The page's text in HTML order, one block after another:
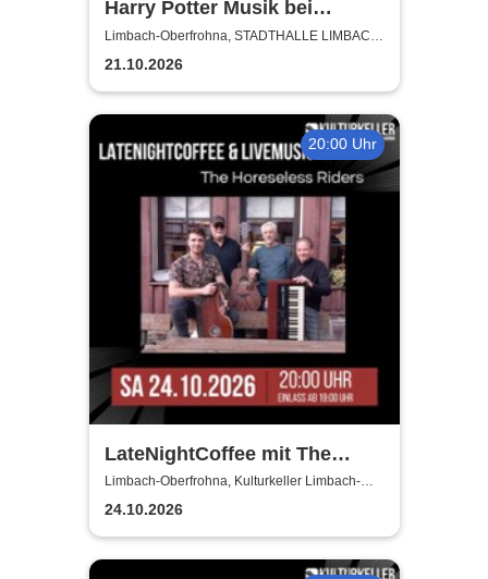
Harry Potter Musik bei
Kerzenschein
Limbach-Oberfrohna, STADTHALLE LIMBACH-
OBERFROHNA
21.10.2026
20:00 Uhr
LateNightCoffee mit The
Horseless Riders
Limbach-Oberfrohna, Kulturkeller Limbach-
Oberfrohna
24.10.2026